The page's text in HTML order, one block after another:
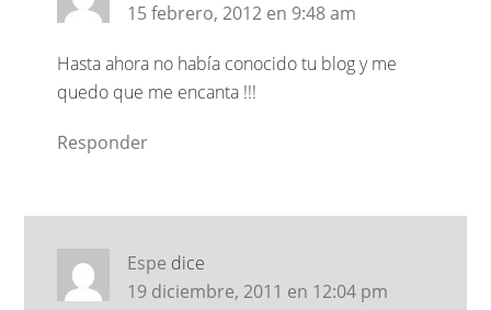
15 febrero, 2012 en 9:48 am
Hasta ahora no había conocido tu blog y me
quedo que me encanta !!!
Responder
Espe dice
19 diciembre, 2011 en 12:04 pm